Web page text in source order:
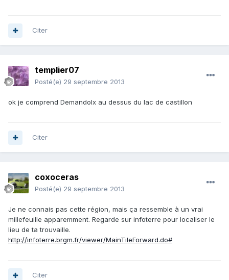
Citer
templier07
Posté(e) 29 septembre 2013
ok je comprend Demandolx au dessus du lac de castillon
Citer
coxoceras
Posté(e) 29 septembre 2013
Je ne connais pas cette région, mais ça ressemble à un vrai
millefeuille apparemment. Regarde sur infoterre pour localiser le
lieu de ta trouvaille.
http://infoterre.brgm.fr/viewer/MainTileForward.do#
Citer